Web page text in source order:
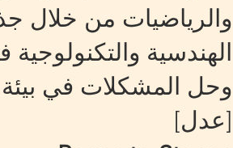
والرياضيات من خلال
الهندسية
وحل المشكلات في بيئة
[عدل]